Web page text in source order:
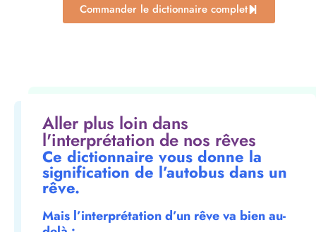
Commander le dictionnaire complet
Aller plus loin dans
l'interprétation de nos rêves
Ce dictionnaire vous donne la
signification de l’autobus dans un
rêve.
Mais l’interprétation d’un rêve va bien au-